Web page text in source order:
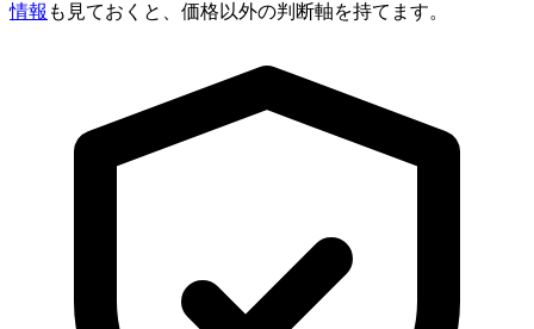
情報 も見ておくと、価格以外の判断軸を持てます。